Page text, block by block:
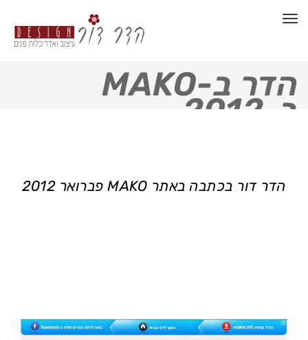
תפריט
הדר ב-MAKO
ב-2012
הדר דור בכתבה באתר MAKO פברואר 2012